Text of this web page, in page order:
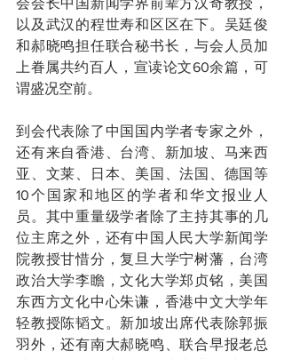
会会长中国新闻学界前辈方汉奇教授，
以及武汉的程世寿和区区在下。吴廷俊
和郝晓鸣担任联合秘书长，与会人员加
上眷属共约百人，宣读论文60余篇，可
谓盛况空前。
到会代表除了中国国内学者专家之外，
还有来自香港、台湾、新加坡、马来西
亚、文莱、日本、美国、法国、德国等
10个国家和地区的学者和华文报业人
员。其中重量级学者除了主持其事的几
位主席之外，还有中国人民大学新闻学
院教授甘惜分，复旦大学宁树藩，台湾
政治大学李瞻，文化大学郑贞铭，美国
东西方文化中心朱谦，香港中文大学年
轻教授陈韬文。新加坡出席代表除郭振
羽外，还有南大郝晓鸣、联合早报老总